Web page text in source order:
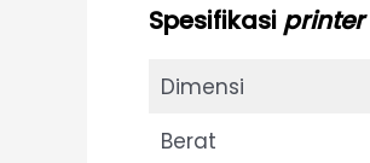
Spesifikasi printer
Dimensi
Berat